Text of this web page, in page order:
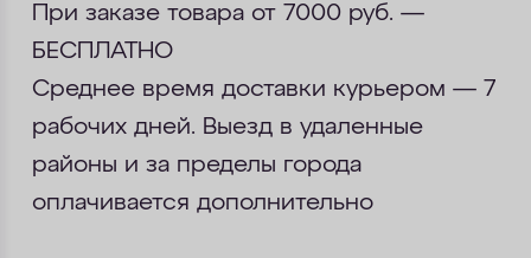
При заказе товара от 7000 руб. —
БЕСПЛАТНО
Среднее время доставки курьером — 7
рабочих дней. Выезд в удаленные
районы и за пределы города
оплачивается дополнительно